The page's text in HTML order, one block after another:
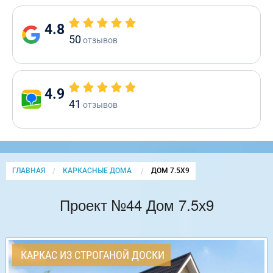
4.8
50отзывов
4.9
41 отзывов
ГЛАВНАЯ КАРКАСНЫЕ ДОМА CURRENT:
ДОМ 7.5Х9
Проект №44 Дом 7.5х9
КАРКАС ИЗ СТРОГАНОЙ ДОСКИ